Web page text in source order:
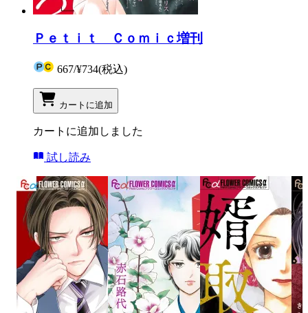
Ｐｅｔｉｔ Ｃｏｍｉｃ増刊
667/¥734(税込)
カートに追加
カートに追加しました
試し読み